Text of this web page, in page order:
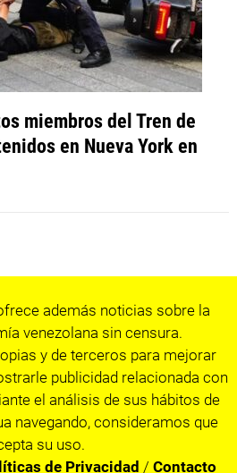
miembros del Tren de
en Nueva York en
además noticias sobre la
venezolana sin censura.
y de terceros para mejorar
publicidad relacionada con
el análisis de sus hábitos de
navegando, consideramos que
su uso.
de Privacidad / Contacto